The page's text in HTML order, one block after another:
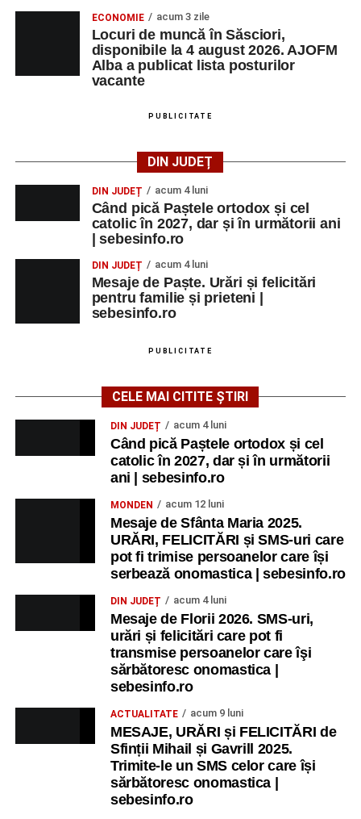
ECONOMIE acum 3 zile
Locuri de muncă în Săsciori,
disponibile la 4 august 2026. AJOFM
Alba a publicat lista posturilor
vacante
PUBLICITATE
DIN JUDEȚ
DIN JUDEȚ acum 4 luni
Când pică Paștele ortodox și cel
catolic în 2027, dar și în următorii ani
| sebesinfo.ro
DIN JUDEȚ acum 4 luni
Mesaje de Paște. Urări și felicitări
pentru familie și prieteni |
sebesinfo.ro
PUBLICITATE
CELE MAI CITITE ȘTIRI
DIN JUDEȚ acum 4 luni
Când pică Paștele ortodox și cel
catolic în 2027, dar și în următorii
ani | sebesinfo.ro
MONDEN acum 12 luni
Mesaje de Sfânta Maria 2025.
URĂRI, FELICITĂRI și SMS-uri care
pot fi trimise persoanelor care își
serbează onomastica | sebesinfo.ro
DIN JUDEȚ acum 4 luni
Mesaje de Florii 2026. SMS-uri,
urări și felicitări care pot fi
transmise persoanelor care îşi
sărbătoresc onomastica |
sebesinfo.ro
ACTUALITATE acum 9 luni
MESAJE, URĂRI și FELICITĂRI de
Sfinții Mihail și Gavrill 2025.
Trimite-le un SMS celor care își
sărbătoresc onomastica |
sebesinfo.ro